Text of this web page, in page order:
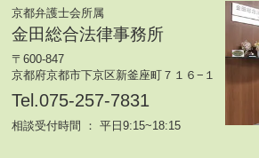
京都弁護士会所属
金田総合法律事務所
〒600-847
京都府京都市下京区新釜座町７１６−１
Tel.075-257-7831
相談受付時間 ： 平日9:15~18:15